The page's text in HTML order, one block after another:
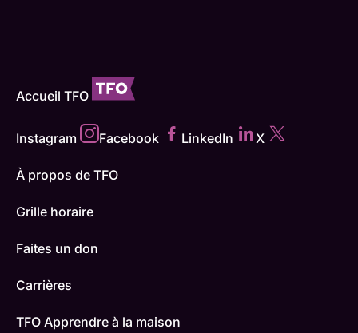
Accueil TFO
Instagram Facebook LinkedIn X
À propos de TFO
Grille horaire
Faites un don
Carrières
TFO Apprendre à la maison